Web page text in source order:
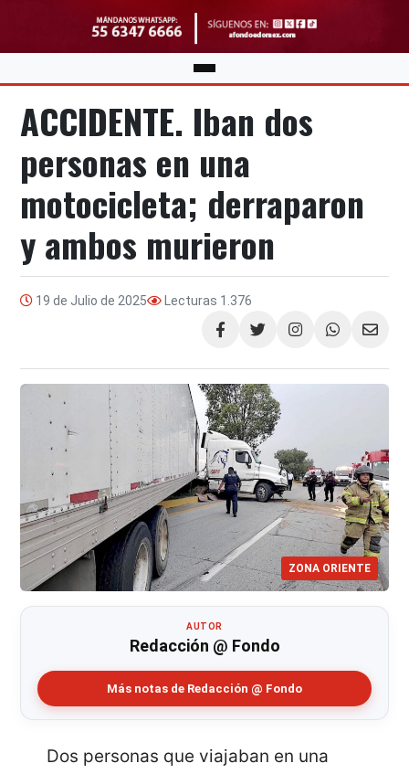
ACCIDENTE. Iban dos
personas en una
motocicleta; derraparon
y ambos murieron
19 de Julio de 2025 Lecturas 1.376
Compartir
ZONA ORIENTE
AUTOR
Redacción @ Fondo
Más notas de Redacción @ Fondo
Dos personas que viajaban en una